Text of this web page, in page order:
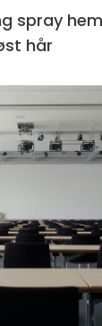
hår